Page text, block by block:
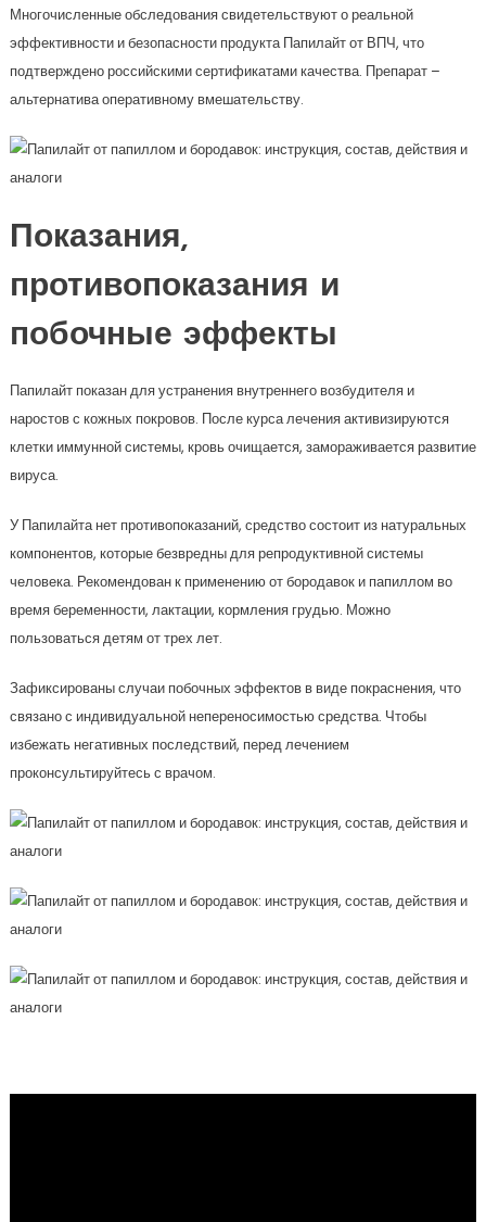
Многочисленные обследования свидетельствуют о реальной
эффективности и безопасности продукта Папилайт от ВПЧ, что
подтверждено российскими сертификатами качества. Препарат –
альтернатива оперативному вмешательству.
Показания,
противопоказания и
побочные эффекты
Папилайт показан для устранения внутреннего возбудителя и
наростов с кожных покровов. После курса лечения активизируются
клетки иммунной системы, кровь очищается, замораживается развитие
вируса.
У Папилайта нет противопоказаний, средство состоит из натуральных
компонентов, которые безвредны для репродуктивной системы
человека. Рекомендован к применению от бородавок и папиллом во
время беременности, лактации, кормления грудью. Можно
пользоваться детям от трех лет.
Зафиксированы случаи побочных эффектов в виде покраснения, что
связано с индивидуальной непереносимостью средства. Чтобы
избежать негативных последствий, перед лечением
проконсультируйтесь с врачом.